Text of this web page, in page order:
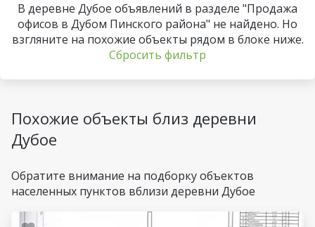
В деревне Дубое объявлений в разделе "Продажа
офисов в Дубом Пинского района" не найдено. Но
взгляните на похожие объекты рядом в блоке ниже.
Сбросить фильтр
Похожие объекты близ деревни
Дубое
Обратите внимание на подборку объектов
населенных пунктов вблизи деревни Дубое